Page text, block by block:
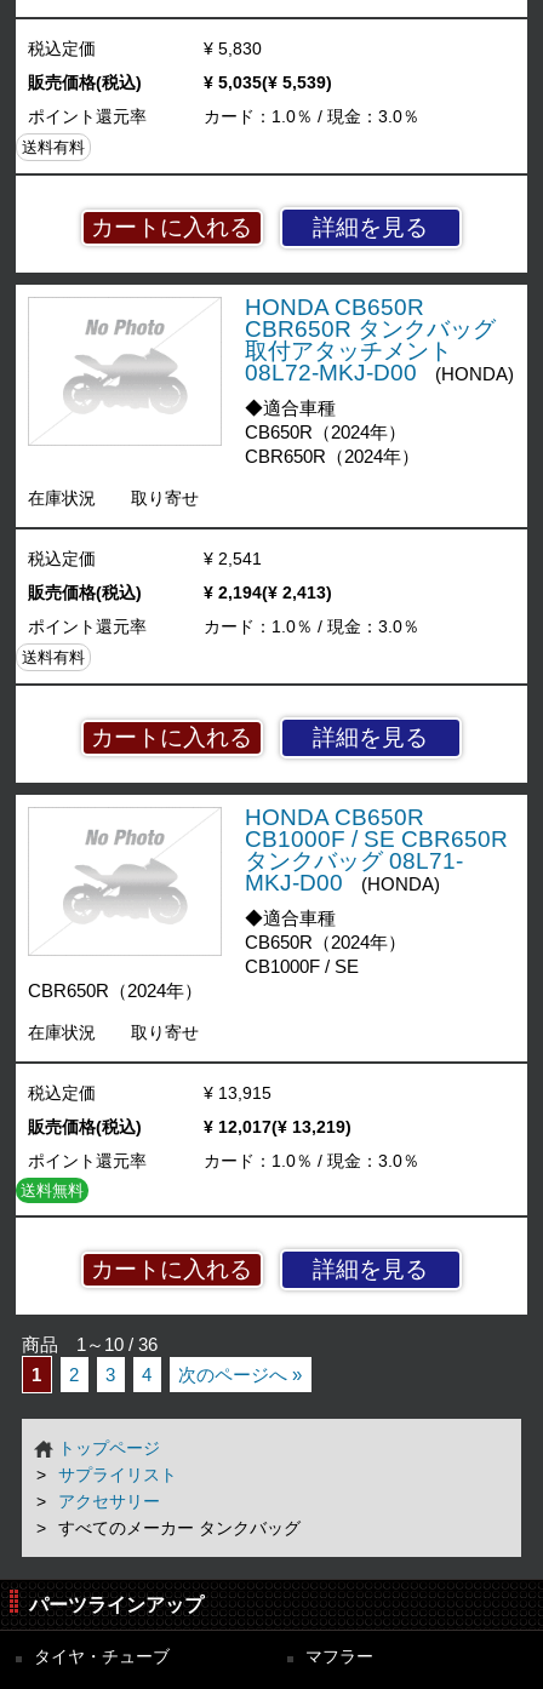
詳細を見る
税込定価
¥ 5,830
販売価格(税込)
¥ 5,035(¥ 5,539)
ポイント還元率
カード：1.0％ / 現金：3.0％
送料有料
HONDA CB650R
CBR650R タンクバッグ
取付アタッチメント
08L72-MKJ-D00
(HONDA)
◆適合車種
CB650R（2024年）
CBR650R（2024年）
在庫状況 取り寄せ
詳細を見る
税込定価
¥ 2,541
販売価格(税込)
¥ 2,194(¥ 2,413)
ポイント還元率
カード：1.0％ / 現金：3.0％
送料有料
HONDA CB650R
CB1000F / SE CBR650R
タンクバッグ 08L71-
MKJ-D00
(HONDA)
◆適合車種
CB650R（2024年）
CB1000F / SE
CBR650R（2024年）
在庫状況 取り寄せ
詳細を見る
税込定価
¥ 13,915
販売価格(税込)
¥ 12,017(¥ 13,219)
ポイント還元率
カード：1.0％ / 現金：3.0％
送料無料
商品 1～10 / 36
1
2 3 4 次のページへ »
トップページ
サプライリスト
アクセサリー
すべてのメーカー タンクバッグ
パーツラインアップ
タイヤ・チューブ マフラー